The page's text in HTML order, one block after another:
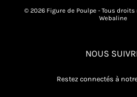
© 2026 Figure de Poulpe - Tous
Webaline
NOUS
Restez connectés à